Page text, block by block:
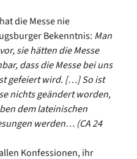
die Messe nie
Bekenntnis: Man
sie hätten die Messe
dass die Messe bei uns
gefeiert wird. […] So ist
nichts geändert worden,
dem lateinischen
werden… (CA 24
Konfessionen, ihr